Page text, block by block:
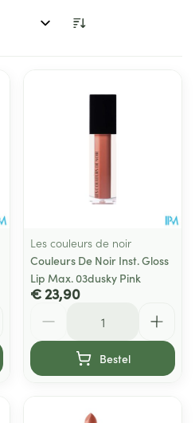
Les couleurs de noir
Couleurs De Noir Inst. Gloss
Lip Max. 03dusky Pink
€ 23,90
Bestel